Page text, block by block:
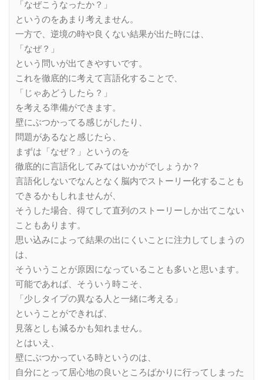
「なぜこうなったか？」
というのをあまり考えません。
一方で、逆境の時や良くない結果が出た時には、
「なぜ？」
という問いが出てきやすいです。
これを徹底的に考えて言語化することで、
「じゃあどうしたら？」
を考える準備ができます。
壁にぶつかってる感じがしたり、
問題があるなと感じたら、
まずは「なぜ？」というのを
徹底的に言語化してみてはいかがでしょうか？
言語化しないでなんとなく脳内でストーリー化することも
できるかもしれませんが、
そうした場合、得てして直列のストーリーしか出てこない
こともあります。
思い込みによって結果の出にくいことに注力してしまうの
は、
そういうことが原因になっていることも多いと思います。
可能であれば、そういう時こそ、
「少しタイプの異なる人と一緒に考える」
ということができれば、
見落としも減るかも知れません。
とはいえ、
壁にぶつかっている時というのは、
自分にとって居心地の良いところばかりに行ってしまった